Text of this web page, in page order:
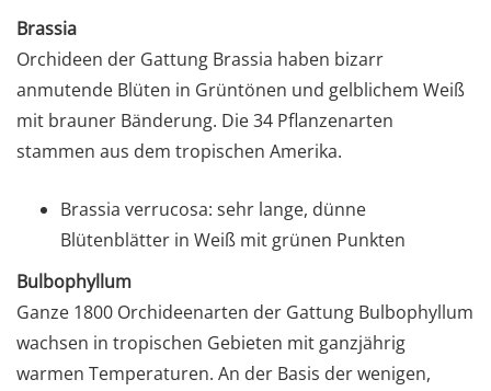
Brassia
Orchideen der Gattung Brassia haben bizarr
anmutende Blüten in Grüntönen und gelblichem Weiß
mit brauner Bänderung. Die 34 Pflanzenarten
stammen aus dem tropischen Amerika.
Brassia verrucosa: sehr lange, dünne
Blütenblätter in Weiß mit grünen Punkten
Bulbophyllum
Ganze 1800 Orchideenarten der Gattung Bulbophyllum
wachsen in tropischen Gebieten mit ganzjährig
warmen Temperaturen. An der Basis der wenigen,